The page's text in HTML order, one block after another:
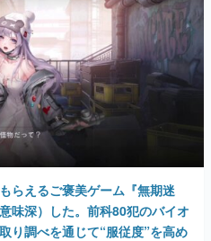
の歴史が一望できる決定版！
ームクリエイターの青春〜
箸』等で知られるマンガ家・田中圭
界レポートマンガです。
面白い？
氏がゲームの魅力を画面や操作の
かしていく、硬派で骨太な評論連載
ラスボス」… ゲームにまつわる言葉
、コンピューター文化史研究家・タ
。
らえるご褒美ゲーム『無期迷
味深）した。前科80犯のバイオ
り調べを通じて“服従度”を高め